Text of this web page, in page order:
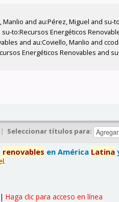
Manlio and au:Pérez, Miguel and
to:Recursos Energéticos
and au:Coviello, Manlio and
Energéticos Renovables and
| Seleccionar títulos para:
renovables en América Latina
.
|Haga clic para acceso en línea